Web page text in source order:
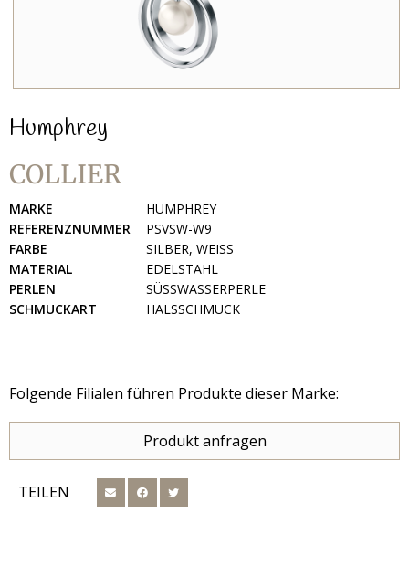
Humphrey
COLLIER
MARKE
HUMPHREY
REFERENZNUMMER
PSVSW-W9
FARBE
SILBER, WEISS
MATERIAL
EDELSTAHL
PERLEN
SÜSSWASSERPERLE
SCHMUCKART
HALSSCHMUCK
Folgende Filialen führen Produkte dieser Marke:
Produkt anfragen
TEILEN